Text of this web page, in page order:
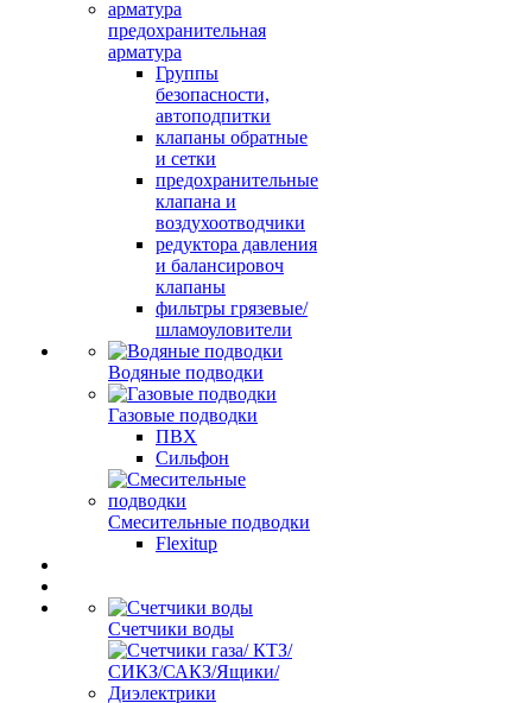
предохранительная
арматура
Группы
безопасности,
автоподпитки
клапаны обратные
и сетки
предохранительные
клапана и
воздухоотводчики
редуктора давления
и балансировоч
клапаны
фильтры грязевые/
шламоуловители
Водяные подводки
Газовые подводки
ПВХ
Сильфон
Смесительные подводки
Flexitup
Счетчики воды